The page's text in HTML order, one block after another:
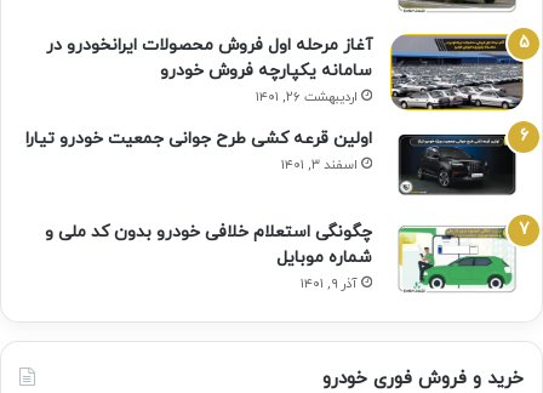
آغاز مرحله اول فروش محصولات ایرانخودرو در
سامانه یکپارچه فروش خودرو
اردیبهشت ۲۶, ۱۴۰۱
اولین قرعه‌ کشی طرح جوانی جمعیت خودرو تیارا
اسفند ۳, ۱۴۰۱
چگونگی استعلام خلافی خودرو بدون کد ملی و
شماره موبایل
آذر ۹, ۱۴۰۱
خرید و فروش فوری خودرو